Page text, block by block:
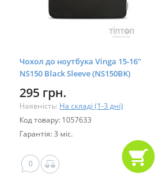
Чохол до ноутбука Vinga 15-16"
NS150 Black Sleeve (NS150BK)
295 грн.
Наявність: На складі (1-3 дні)
Код товару: 1057633
Гарантія: 3 міс.
0